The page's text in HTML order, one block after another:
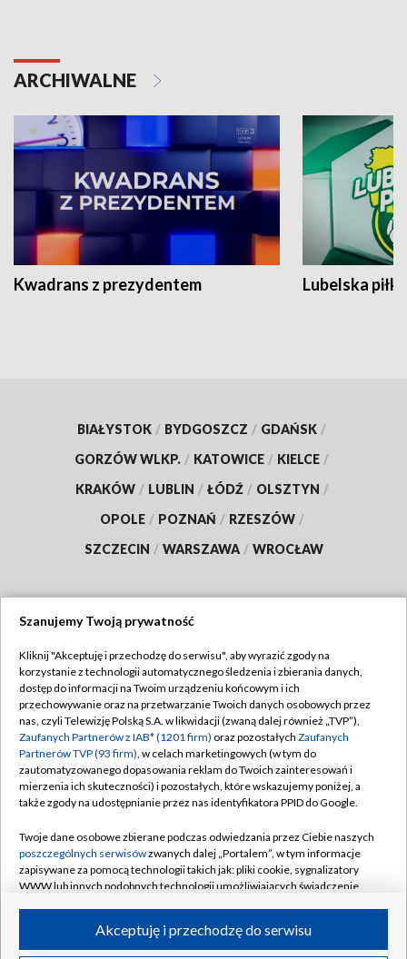
ARCHIWALNE
Kwadrans z prezydentem Lubelska piłka
BIAŁYSTOK / BYDGOSZCZ / GDAŃSK /
GORZÓW WLKP. / KATOWICE / KIELCE /
KRAKÓW / LUBLIN / ŁÓDŹ / OLSZTYN /
OPOLE / POZNAŃ / RZESZÓW /
SZCZECIN / WARSZAWA / WROCŁAW
TVP
Abonament TVP
Emisja w TVP
Centrum informacji TVP
Naziemna Telewizja Cyfrowa
Rada Programowa
System NOS
Informacje o nadawcy
Program dla prasy
Regulamin TVP
Polityka prywatności
Moje zgody
Pomoc
Kontakt
Kanały
Szanujemy Twoją prywatność
Kliknij "Akceptuję i przechodzę do serwisu", aby wyrazić zgody na
korzystanie z technologii automatycznego śledzenia i zbierania danych,
dostęp do informacji na Twoim urządzeniu końcowym i ich
przechowywanie oraz na przetwarzanie Twoich danych osobowych przez
nas, czyli Telewizję Polską S.A. w likwidacji (zwaną dalej również „TVP”),
Zaufanych Partnerów z IAB* (1201 firm) oraz pozostałych Zaufanych
Partnerów TVP (93 firm), w celach marketingowych (w tym do
zautomatyzowanego dopasowania reklam do Twoich zainteresowań i
mierzenia ich skuteczności) i pozostałych, które wskazujemy poniżej, a
także zgody na udostępnianie przez nas identyfikatora PPID do Google.
Twoje dane osobowe zbierane podczas odwiedzania przez Ciebie naszych
poszczególnych serwisówzwanych dalej „Portalem”, w tym informacje
zapisywane za pomocą technologii takich jak: pliki cookie, sygnalizatory
WWW lub innych podobnych technologii umożliwiających świadczenie
ruchu w Internecie.Akceptuję i przechodzę do serwisu